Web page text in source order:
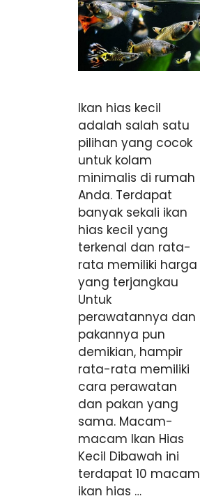
Ikan hias kecil
adalah salah satu
pilihan yang cocok
untuk kolam
minimalis di rumah
Anda. Terdapat
banyak sekali ikan
hias kecil yang
terkenal dan rata-
rata memiliki harga
yang terjangkau
Untuk
perawatannya dan
pakannya pun
demikian, hampir
rata-rata memiliki
cara perawatan
dan pakan yang
sama. Macam-
macam Ikan Hias
Kecil Dibawah ini
terdapat 10 macam
ikan hias …